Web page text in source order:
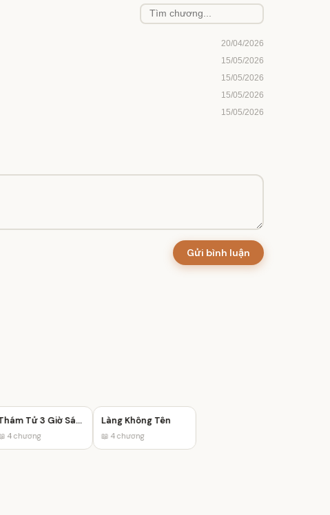
20/04/2026
15/05/2026
15/05/2026
15/05/2026
15/05/2026
Gửi bình luận
Thám Tử 3 Giờ Sáng
4 chương
Làng Không Tên
📖 4 chương